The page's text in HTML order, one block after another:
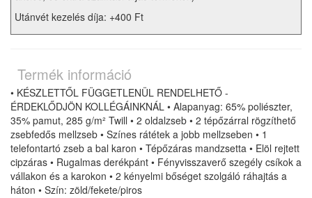
Utánvét kezelés díja: +400 Ft
Termék információ
• KÉSZLETTŐL FÜGGETLENÜL RENDELHETŐ -
ÉRDEKLŐDJÖN KOLLÉGÁINKNÁL • Alapanyag: 65% poliészter,
35% pamut, 285 g/m² Twill • 2 oldalzseb • 2 tépőzárral rögzíthető
zsebfedős mellzseb • Színes rátétek a jobb mellzseben • 1
telefontartó zseb a bal karon • Tépőzáras mandzsetta • Elöl rejtett
cipzáras • Rugalmas derékpánt • Fényvisszaverő szegély csíkok a
vállakon és a karokon • 2 kényelmi bőséget szolgáló ráhajtás a
háton • Szín: zöld/fekete/piros